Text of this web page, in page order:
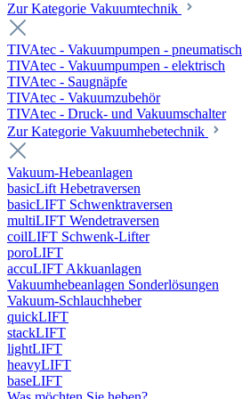
Zur Kategorie Vakuumtechnik
TIVAtec - Vakuumpumpen - pneumatisch
TIVAtec - Vakuumpumpen - elektrisch
TIVAtec - Saugnäpfe
TIVAtec - Vakuumzubehör
TIVAtec - Druck- und Vakuumschalter
Zur Kategorie Vakuumhebetechnik
Vakuum-Hebeanlagen
basicLift Hebetraversen
basicLIFT Schwenktraversen
multiLIFT Wendetraversen
coilLIFT Schwenk-Lifter
poroLIFT
accuLIFT Akkuanlagen
Vakuumhebeanlagen Sonderlösungen
Vakuum-Schlauchheber
quickLIFT
stackLIFT
lightLIFT
heavyLIFT
baseLIFT